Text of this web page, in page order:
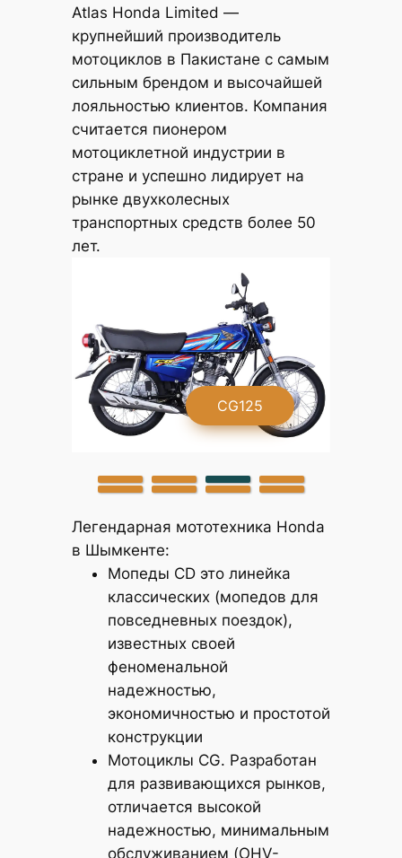
Atlas Honda Limited —
крупнейший производитель
мотоциклов в Пакистане с самым
сильным брендом и высочайшей
лояльностью клиентов. Компания
считается пионером
мотоциклетной индустрии в
стране и успешно лидирует на
рынке двухколесных
транспортных средств более 50
лет.
CG125S
Легендарная мототехника Honda
в Шымкенте:
Мопеды CD это линейка
классических (мопедов для
повседневных поездок),
известных своей
феноменальной
надежностью,
экономичностью и простотой
конструкции
Мотоциклы CG. Разработан
для развивающихся рынков,
отличается высокой
надежностью, минимальным
обслуживанием (OHV-